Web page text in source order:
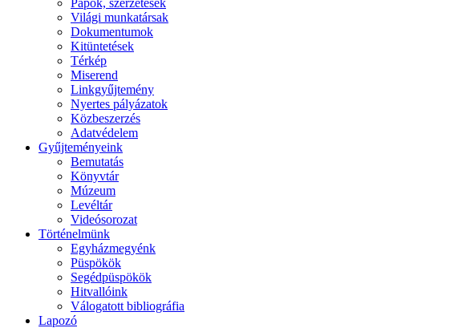
Papok, szerzetesek
Világi munkatársak
Dokumentumok
Kitüntetések
Térkép
Miserend
Linkgyűjtemény
Nyertes pályázatok
Közbeszerzés
Adatvédelem
Gyűjteményeink
Bemutatás
Könyvtár
Múzeum
Levéltár
Videósorozat
Történelmünk
Egyházmegyénk
Püspökök
Segédpüspökök
Hitvallóink
Válogatott bibliográfia
Lapozó